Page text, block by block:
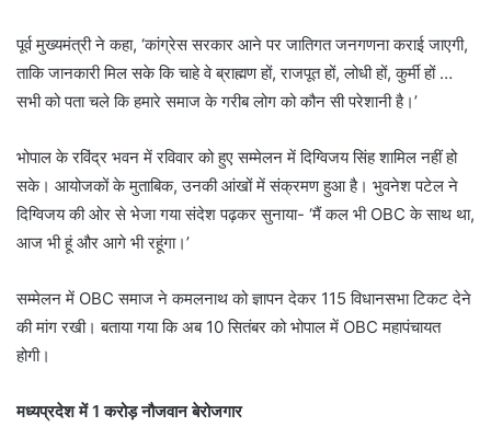
पूर्व मुख्यमंत्री ने कहा, ‘कांग्रेस सरकार आने पर जातिगत जनगणना कराई जाएगी,
ताकि जानकारी मिल सके कि चाहे वे ब्राह्मण हों, राजपूत हों, लोधी हों, कुर्मी हों …
सभी को पता चले कि हमारे समाज के गरीब लोग को कौन सी परेशानी है।’
भोपाल के रविंद्र भवन में रविवार को हुए सम्मेलन में दिग्विजय सिंह शामिल नहीं हो
सके। आयोजकों के मुताबिक, उनकी आंखों में संक्रमण हुआ है। भुवनेश पटेल ने
दिग्विजय की ओर से भेजा गया संदेश पढ़कर सुनाया- ‘मैं कल भी OBC के साथ था,
आज भी हूं और आगे भी रहूंगा।’
सम्मेलन में OBC समाज ने कमलनाथ को ज्ञापन देकर 115 विधानसभा टिकट देने
की मांग रखी। बताया गया कि अब 10 सितंबर को भोपाल में OBC महापंचायत
होगी।
मध्यप्रदेश में 1 करोड़ नौजवान बेरोजगार